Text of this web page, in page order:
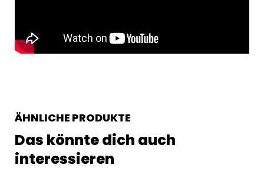
ÄHNLICHE PRODUKTE
Das könnte dich auch
interessieren